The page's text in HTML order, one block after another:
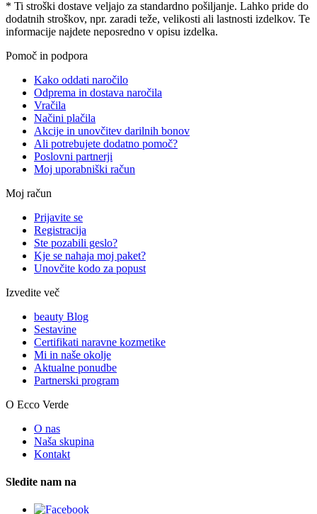
* Ti stroški dostave veljajo za standardno pošiljanje. Lahko pride do
dodatnih stroškov, npr. zaradi teže, velikosti ali lastnosti izdelkov. Te
informacije najdete neposredno v opisu izdelka.
Pomoč in podpora
Kako oddati naročilo
Odprema in dostava naročila
Vračila
Načini plačila
Akcije in unovčitev darilnih bonov
Ali potrebujete dodatno pomoč?
Poslovni partnerji
Moj uporabniški račun
Moj račun
Prijavite se
Registracija
Ste pozabili geslo?
Kje se nahaja moj paket?
Unovčite kodo za popust
Izvedite več
beauty Blog
Sestavine
Certifikati naravne kozmetike
Mi in naše okolje
Aktualne ponudbe
Partnerski program
O Ecco Verde
O nas
Naša skupina
Kontakt
Sledite nam na